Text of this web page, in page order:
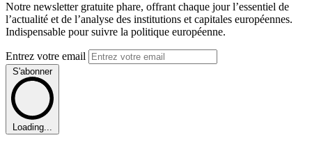
Notre newsletter gratuite phare, offrant chaque jour l’essentiel de
l’actualité et de l’analyse des institutions et capitales européennes.
Indispensable pour suivre la politique européenne.
Entrez votre email
S'abonner
Loading...